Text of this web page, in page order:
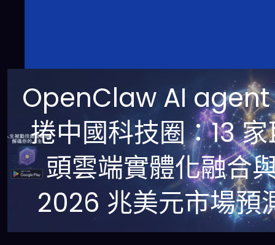
OpenClaw AI agent
捲中國科技圈：13
頭雲端實體化融合
2026 兆美元市場預